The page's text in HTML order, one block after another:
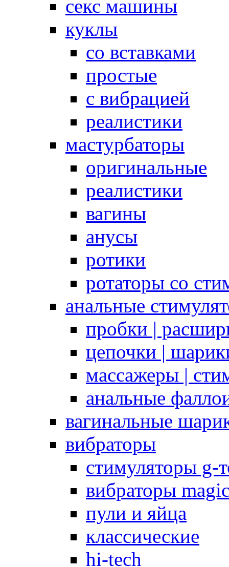
секс машины
куклы
со вставками
простые
с вибрацией
реалистики
мастурбаторы
оригинальные
реалистики
вагины
анусы
ротики
ротаторы со
анальные
пробки |
цепочки |
массажеры |
анальные
вагинальные
вибраторы
стимуляторы g-
вибраторы
пули и яйца
классические
hi-tech